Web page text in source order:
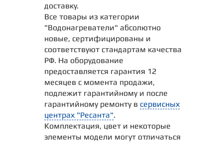
доставку.
Все товары из категории
"Водонагреватели" абсолютно
новые, сертифицированы и
соответствуют стандартам качества
РФ. На оборудование
предоставляется гарантия 12
месяцев с момента продажи,
подлежит гарантийному и после
гарантийному ремонту в сервисных
центрах "Ресанта".
Комплектация, цвет и некоторые
элементы модели могут отличаться